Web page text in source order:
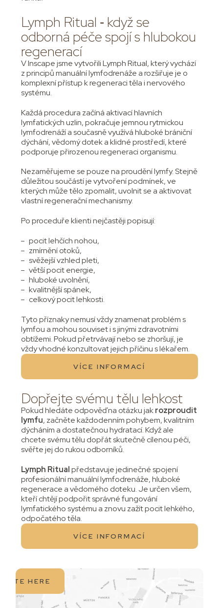
Lymph Ritual ‑ když se
odborná péče spojí s hlubokou
regenerací
V Inscape jsme vytvořili Lymph Ritual, který vychází
z principů manuální lymfodrenáže a rozšiřuje je o
komplexní přístup k regeneraci těla i nervového
systému.
Každá procedura začíná aktivací hlavních
lymfatických uzlin, pokračuje jemnou rytmickou
lymfodrenáží a současně využívá hluboké brániční
dýchání, vědomý dotek a klidné prostředí, které
podporuje přirozenou regeneraci organismu.
Nezaměřujeme se pouze na proudění lymfy. Stejně
důležitou součástí je vytvoření podmínek, ve
kterých může tělo zpomalit, uvolnit se a aktivovat
vlastní regenerační mechanismy.
Po proceduře klienti nejčastěji popisují:
pocit lehčích nohou,
zmírnění otoků,
svěžejší vzhled pleti,
větší pocit energie,
hluboké uvolnění,
kvalitnější spánek,
celkový pocit lehkosti.
Tyto příznaky nemusí vždy znamenat problém s
lymfou a mohou souviset i s jinými zdravotními
obtížemi. Pokud přetrvávají nebo se zhoršují, je
vždy vhodné konzultovat jejich příčinu s lékařem.
VÍCE INFORMACÍ
Dopřejte svému tělu lehkost
Pokud hledáte odpověď na otázku jakrozproudit
lymfu, začněte každodenním pohybem, kvalitním
dýcháním a dostatečnou hydratací. Když ale
chcete svému tělu dopřát skutečně cílenou péči,
svěřte jej do rukou odborníků.‍
Lymph Ritualpředstavuje jedinečné spojení
profesionální manuální lymfodrenáže, hluboké
regenerace a vědomého doteku. Je určen všem,
kteří chtějí podpořit správné fungování
lymfatického systému a znovu zažít pocit lehkého,
odpočatého těla.
VÍCE INFORMACÍ
HERE